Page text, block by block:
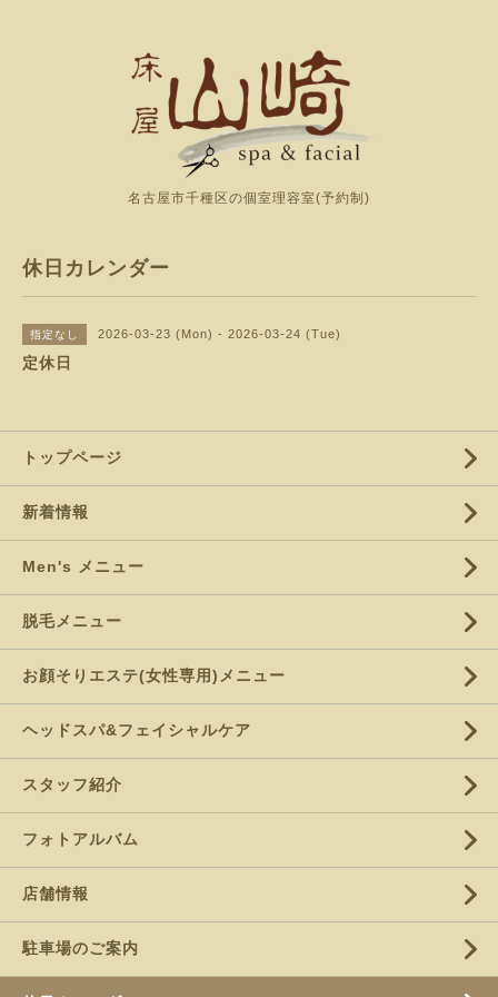
名古屋市千種区の個室理容室(予約制)
休日カレンダー
指定なし 2026-03-23 (Mon) - 2026-03-24 (Tue)
定休日
トップページ
新着情報
Men's メニュー
脱毛メニュー
お顔そりエステ(女性専用)メニュー
ヘッドスパ&フェイシャルケア
スタッフ紹介
フォトアルバム
店舗情報
駐車場のご案内